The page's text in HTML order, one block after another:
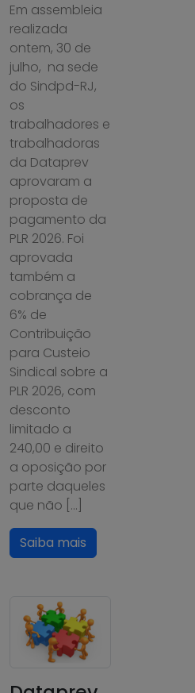
Em assembleia
realizada
ontem, 30 de
julho, na sede
do Sindpd-RJ,
os
trabalhadores e
trabalhadoras
da Dataprev
aprovaram a
proposta de
pagamento da
PLR 2026. Foi
aprovada
também a
cobrança de
6% de
Contribuição
para Custeio
Sindical sobre a
PLR 2026, com
desconto
limitado a
240,00 e direito
a oposição por
parte daqueles
que não […]
Saiba mais